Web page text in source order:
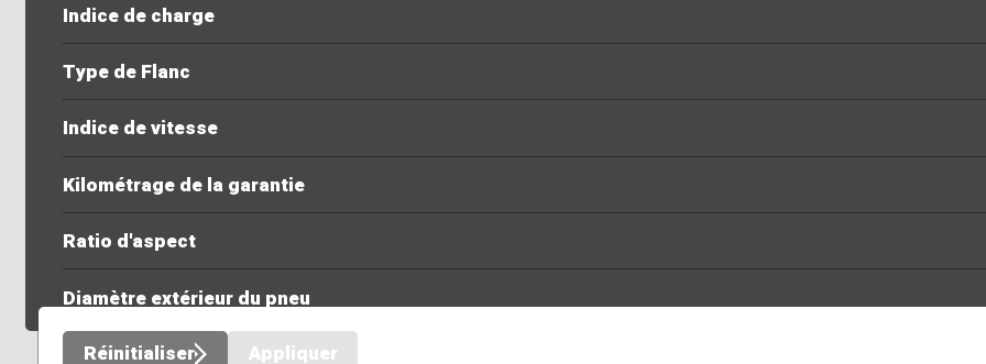
Indice de charge
Type de Flanc
Indice de vitesse
Kilométrage de la garantie
Ratio d'aspect
Diamètre extérieur du pneu
Réinitialiser Appliquer